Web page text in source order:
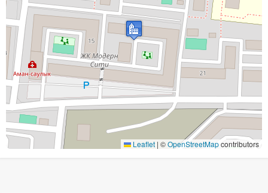
Leaflet | ©OpenStreetMapcontributors